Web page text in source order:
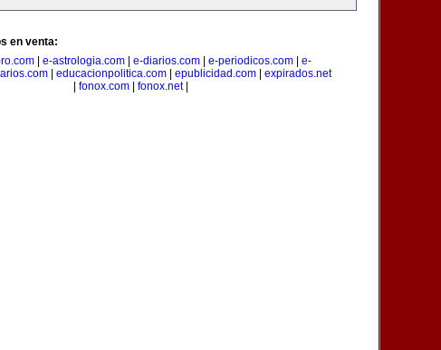
en venta:
e-astrologia.com e-diarios.com e-periodicos.com
e-
educacionpolitica.com epublicidad.com
expirados.net
fonox.com| fonox.net|